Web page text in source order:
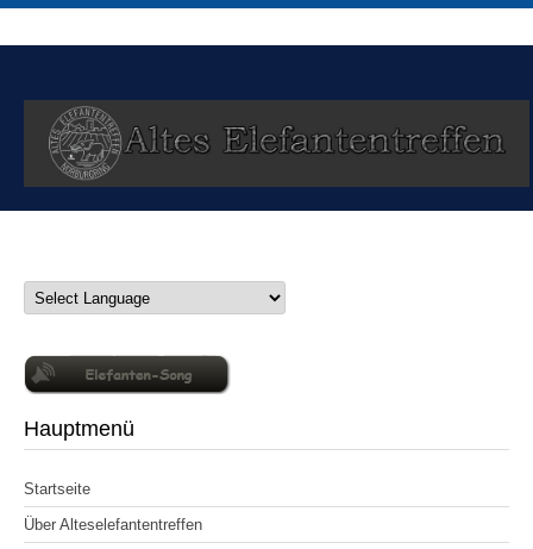
Hauptmenü
Startseite
Über Alteselefantentreffen